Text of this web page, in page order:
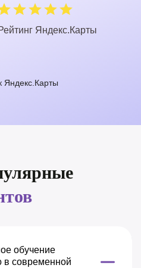
Яндекс.Карты
Яндекс.Карты
обучение
в современной